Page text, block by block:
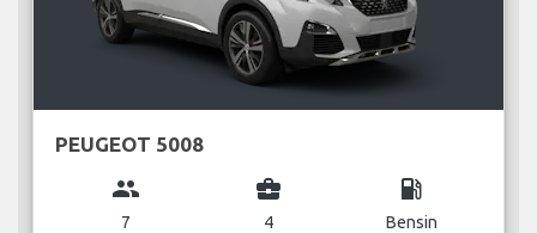
PEUGEOT 5008
group
7
business_center
4
local_gas_station
Bensin